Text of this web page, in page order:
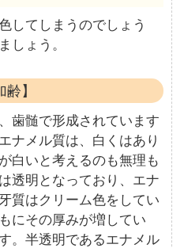
してしまうのでしょう
しょう。
齢】
歯髄で形成されています
ナメル質は、白くはあり
白いと考えるのも無理も
透明となっており、エナ
質はクリーム色をしてい
にその厚みが増してい
。半透明であるエナメル